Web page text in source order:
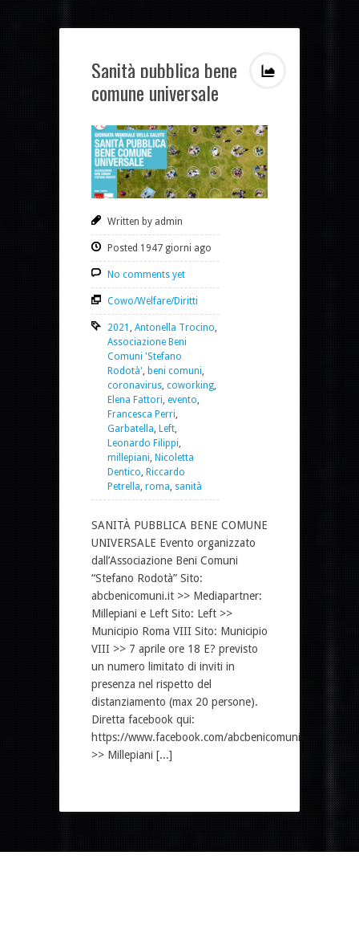
Sanità pubblica bene
comune universale
Written by admin
Posted 1947 giorni ago
No comments yet
Cowo/Welfare/Diritti
2021 , Antonella Trocino,
Associazione Beni
Comuni 'Stefano
Rodotà', beni comuni,
coronavirus, coworking,
Elena Fattori, evento,
Francesca Perri,
Garbatella, Left,
Leonardo Filippi,
millepiani, Nicoletta
Dentico, Riccardo
Petrella, roma, sanità
SANITÀ PUBBLICA BENE COMUNE
UNIVERSALE Evento organizzato
dall’Associazione Beni Comuni
“Stefano Rodotà” Sito:
abcbenicomuni.it >> Mediapartner:
Millepiani e Left Sito: Left >>
Municipio Roma VIII Sito: Municipio
VIII >> 7 aprile ore 18 E? previsto
un numero limitato di inviti in
presenza nel rispetto del
distanziamento (max 20 persone).
Diretta facebook qui:
https://www.facebook.com/abcbenicomuni
>> Millepiani [...]